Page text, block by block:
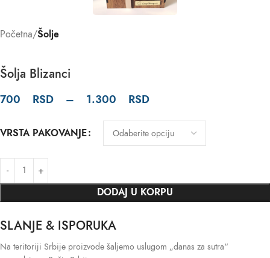
Početna Šolje
Šolja Blizanci
700 RSD – 1.300 RSD
VRSTA PAKOVANJE
DODAJ U KORPU
SLANJE & ISPORUKA
Na teritoriji Srbije proizvode šaljemo uslugom „danas za sutra“